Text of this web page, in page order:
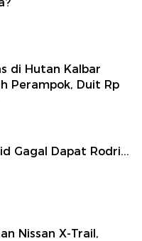
di Hutan Kalbar
Perampok, Duit Rp
Gagal Dapat Rodri...
Nissan X-Trail,